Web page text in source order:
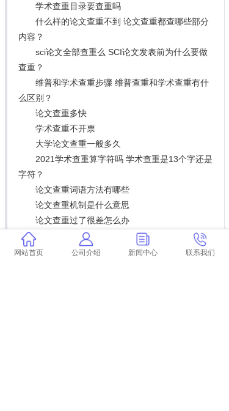
学术查重目录要查重吗
什么样的论文查重不到 论文查重都查哪些部分
内容？
sci论文全部查重么 SCI论文发表前为什么要做
查重？
维普和学术查重步骤 维普查重和学术查重有什
么区别？
论文查重多快
学术查重不开票
大学论文查重一般多久
2021学术查重算字符吗 学术查重是13个字还是
字符？
论文查重词语方法有哪些
论文查重机制是什么意思
论文查重过了很差怎么办
单位内刊论文查重规则
工学硕士论文查重
网站首页 公司介绍 新闻中心 联系我们